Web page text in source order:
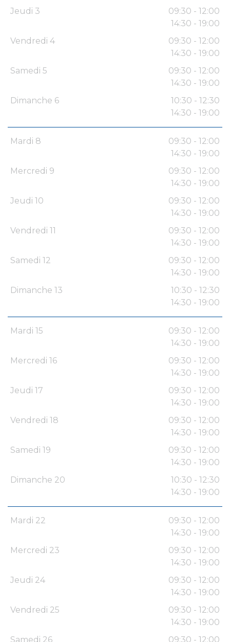
Jeudi 3
09:30 - 12:00
14:30 - 19:00
Vendredi 4
09:30 - 12:00
14:30 - 19:00
Samedi 5
09:30 - 12:00
14:30 - 19:00
Dimanche 6
10:30 - 12:30
14:30 - 19:00
Mardi 8
09:30 - 12:00
14:30 - 19:00
Mercredi 9
09:30 - 12:00
14:30 - 19:00
Jeudi 10
09:30 - 12:00
14:30 - 19:00
Vendredi 11
09:30 - 12:00
14:30 - 19:00
Samedi 12
09:30 - 12:00
14:30 - 19:00
Dimanche 13
10:30 - 12:30
14:30 - 19:00
Mardi 15
09:30 - 12:00
14:30 - 19:00
Mercredi 16
09:30 - 12:00
14:30 - 19:00
Jeudi 17
09:30 - 12:00
14:30 - 19:00
Vendredi 18
09:30 - 12:00
14:30 - 19:00
Samedi 19
09:30 - 12:00
14:30 - 19:00
Dimanche 20
10:30 - 12:30
14:30 - 19:00
Mardi 22
09:30 - 12:00
14:30 - 19:00
Mercredi 23
09:30 - 12:00
14:30 - 19:00
Jeudi 24
09:30 - 12:00
14:30 - 19:00
Vendredi 25
09:30 - 12:00
14:30 - 19:00
Samedi 26
09:30 - 12:00